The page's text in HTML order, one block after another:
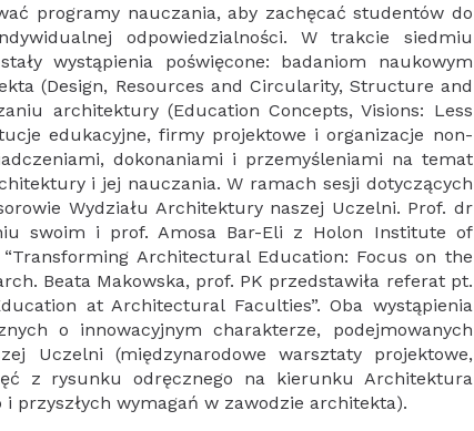
programy nauczania, aby zachęcać studentów do
odpowiedzialności. W trakcie siedmiu
wystąpienia poświęcone: badaniom naukowym
(Design, Resources and Circularity, Structure and
architektury (Education Concepts, Visions: Less
edukacyjne, firmy projektowe i organizacje non-
dokonaniami i przemyśleniami na temat
i jej nauczania. W ramach sesji dotyczących
Wydziału Architektury naszej Uczelni. Prof. dr
swoim i prof. Amosa Bar-Eli z Holon Institute of
Architectural Education: Focus on the
Beata Makowska, prof. PK przedstawiła referat pt.
at Architectural Faculties”. Oba wystąpienia
o innowacyjnym charakterze, podejmowanych
Uczelni (międzynarodowe warsztaty projektowe,
z rysunku odręcznego na kierunku Architektura
przyszłych wymagań w zawodzie architekta).